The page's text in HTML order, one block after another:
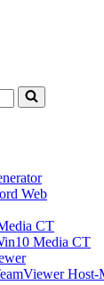
Web
CT
Media CT
Host-